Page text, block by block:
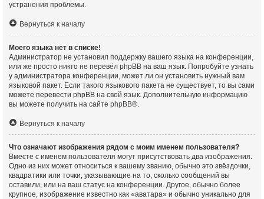
устранения проблемы.
Вернуться к началу
Моего языка нет в списке!
Администратор не установил поддержку вашего языка на конференции,
или же просто никто не перевёл phpBB на ваш язык. Попробуйте узнать
у администратора конференции, может ли он установить нужный вам
языковой пакет. Если такого языкового пакета не существует, то вы сами
можете перевести phpBB на свой язык. Дополнительную информацию
вы можете получить на сайте phpBB®.
Вернуться к началу
Что означают изображения рядом с моим именем пользователя?
Вместе с именем пользователя могут присутствовать два изображения.
Одно из них может относиться к вашему званию, обычно это звёздочки,
квадратики или точки, указывающие на то, сколько сообщений вы
оставили, или на ваш статус на конференции. Другое, обычно более
крупное, изображение известно как «аватара» и обычно уникально для